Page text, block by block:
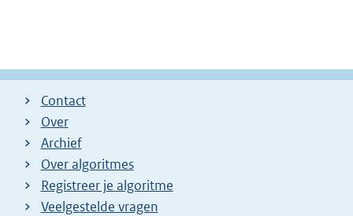
Contact
Over
Archief
Over algoritmes
Registreer je algoritme
Veelgestelde vragen